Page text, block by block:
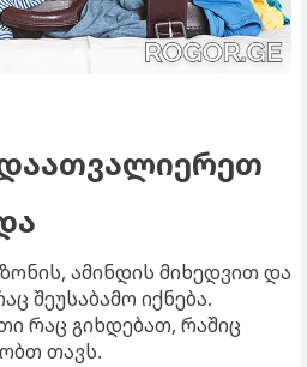
ამინდის მიხედვით და
შეუსაბამო იქნება.
რაც გიხდებათ, რაშიც
თავს.